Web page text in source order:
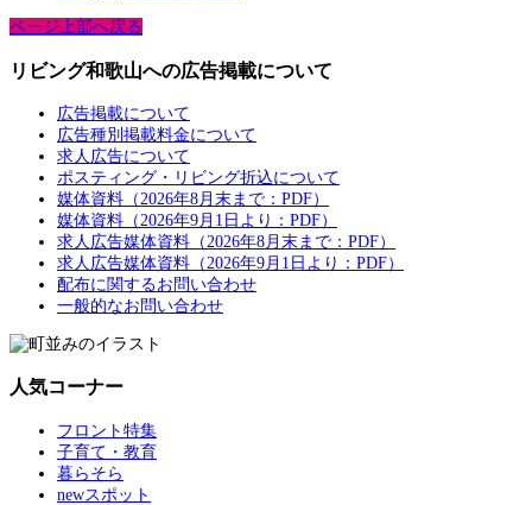
ページ上部へ戻る
リビング和歌山への広告掲載について
広告掲載について
広告種別掲載料金について
求人広告について
ポスティング・リビング折込について
媒体資料（2026年8月末まで：PDF）
媒体資料（2026年9月1日より：PDF）
求人広告媒体資料（2026年8月末まで：PDF）
求人広告媒体資料（2026年9月1日より：PDF）
配布に関するお問い合わせ
一般的なお問い合わせ
人気コーナー
フロント特集
子育て・教育
暮らそら
newスポット